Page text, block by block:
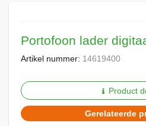
Portofoon lader
Artikel nummer: 14619400
Product
Gerelateerde